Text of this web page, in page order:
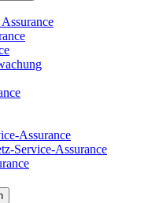
Assurance
Service-Assurance